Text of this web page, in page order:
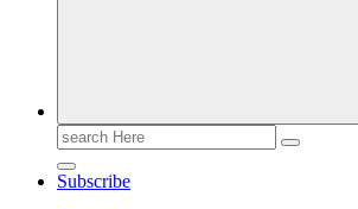
Search
for:
Subscribe